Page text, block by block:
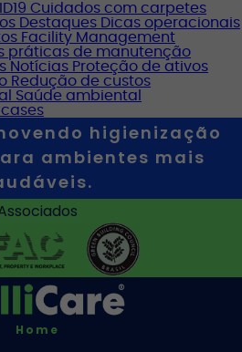
Cuidados com carpetes
Destaques Dicas operacionais
Facility Management
práticas de manutenção
Notícias Proteção de ativos
Redução de custos
Saúde ambiental
higienização
ambientes mais
Home